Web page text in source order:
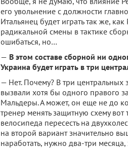
его увольнение с должности
Итальянец будет играть так же,
радикальной смены в тактике
ошибаться, но…
— В этом составе сборной ни
Украина будет играть в три
— Нет. Почему? В три центральных
вызвали хотя бы одного правого
Мальдеры. А может, он еще не до
тренер менять защитную схему вот
велосипеда пересесть на
на второй вариант значительно
наработать, нужно два-три